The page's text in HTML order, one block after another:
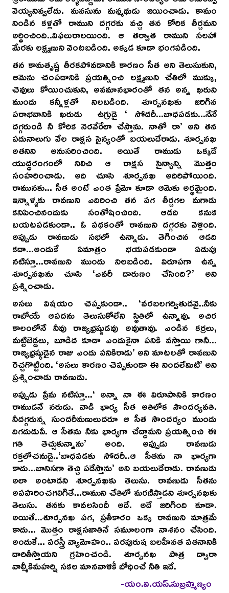
వెయ్యనివ్వలేదు. మనసును మన్మథుడు జయించాడు. కామం
నిండిన కళ్లతో రాముని దగ్గరకు వచ్చి తన కోరిక తీర్చమని
అర్థించింది..విఫలురాలయింది. ఆ తర్వాత రాముని సలహా
మేరకు లక్ష్మణుని వెంటబడింది. అక్కడ కూడా భంగపడింది.
తన కామతృష్ణ తీరకపోవడానికి కారణం సీత అని తెలుసుకుని,
ఆమెను చంపడానికి ప్రయత్నించి లక్ష్మణుని చేతిలో ముక్కు,
చెవులు కోయించుకుని, అవమానభారంతో తన అన్న ఖరుని
ముందు కన్నీళ్లతో నిలబడింది. శూర్పనఖకు జరిగిన
పరాభవానికి ఖరుడు ఉగ్రుడై ‘ సోదరీ...బాధపడకు...నేనే
దగ్గరుండి నీ కోరిక నెరవేరేలా చేస్తాను. నాతో రా’ అని తన
పదునాలుగు వేల రాక్షస సైన్యంతో బయలుదేరాడు. శూర్పనఖ
అతనిని అనుసరించింది. అయితే రాముడు ఒక్కడే
యుద్ధరంగంలో నిలిచి ఆ రాక్షస సైన్యాన్ని మొత్తం
సంహరించాడు. అది చూసి శూర్పనఖ అదిరిపోయింది.
రామునకు... సీత అంటే ఎంత ప్రేమో కూడా ఆమెకు అర్థమైంది.
ఇన్నాళ్ళకు రావణుని ఎదిరించి తన పగ తీర్చగల మగాడు
కనిపించినందుకు సంతోషించింది. ఆడది కనుక
బయటపడకుండా.. ఓ పథకంతో రావణుని దగ్గరకు వెళ్లింది.
అప్పుడు రావణుడు సభలో ఉన్నాడు. తెగించిన ఆడది
కదా...అందుకే ఏమాత్రం భయపడకుండా ఏడుపు
నటిస్తూ...రావణుని ముందు నిలబడింది. విరూపగా ఉన్న
శూర్పనఖను చూసి ‘ఎవరీ దారుణం చేసింది?’ అని
ప్రశ్నించాడు.
అసలు విషయం చెప్పకుండా.. ‘వరబలగర్వితుడవై..నీకు
రాబోయే ఆపదను తెలుసుకోలేని స్థితిలో ఉన్నావు. అచిర
కాలంలోనే నీవు రాజ్యభ్రష్ఠుడవు అవుతావు. ఎండిన కర్రలు,
మట్టిబెడ్డలు, బూడిద కూడా ఎందుకైనా పనికి వస్తాయి గానీ...
రాజ్యభ్రష్ఠుడైన రాజు ఎందు పనికిరాడు’ అని మాటలతో రావణుని
రెచ్చగొట్టింది. ‘అసలు కారణం చెప్పకుండా ఈ నిందలేమిటి’ అని
ప్రశ్నించాడు రావణుడు.
అప్పుడు ప్రేమ నటిస్తూ...‘ అన్నా నా ఈ విరూపానికి కారణం
రాముడనే నరుడు. వాడి భార్య సీత అతిలోక సౌందర్యవతి.
నీదగ్గరున్న సుందరీమణులుదరూ ఆ సీత సౌందర్యం ముందు
దిగదుడుపే. ఆ సీతను నీకు భార్యగా చేద్దామని ప్రయత్నించి ఈ
గతి తెచ్చుకున్నాను’ అంది. అప్పుడు రావణుడు
రక్తలోచనుడై..‘బాధపడకు సోదరీ..ఆ సీతను నా భార్యగా
కాదు...బానిసగా తెచ్చి పడేస్తాను’ అని బయలుదేరాడు. రావణుడు
అలా అంటాడని శూర్పనఖకు తెలుసు. రావణుడు సీతను
అపహరించగలిగితే...రాముని చేతిలో మరణిస్తాడని శూర్పనఖకు
తెలుసు. తనకు కావలసిందీ అదే. అదే జరిగింది కూడా.
అయితే...శూర్పనఖ పగ, ప్రతీకారం ఒక్క రావణుని మాత్రమే
కాదు... మొత్తం రాక్షసజాతినే సమూలంగా నాశనం చేసింది.
అందుకే... పరస్త్రీ వ్యామోహం.. పరపురుష బలహీనత పతనానికి
దారితీస్తాయని గ్రహించండి. శూర్పనఖ పాత్ర ద్వారా
వాల్మీకిమహర్షి సకల మానవాళికీ బోధించే నీతి ఇదే.
-యం.వి.యస్.సుబ్రహ్మణ్యం